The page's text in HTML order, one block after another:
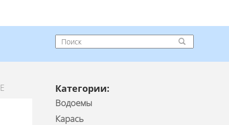
Категории:
Водоемы
Карась